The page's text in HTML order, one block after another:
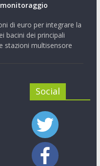
monitoraggio
di euro per integrare la
bacini dei principali
stazioni multisensore
Social